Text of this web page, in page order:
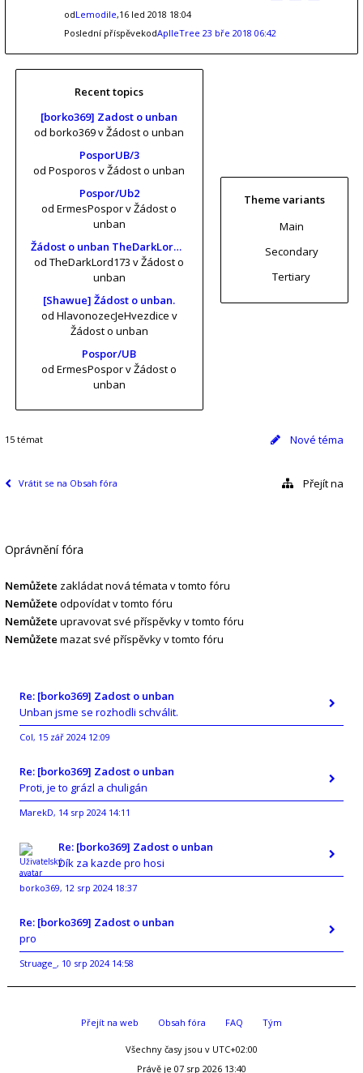
odLemodile,16 led 2018 18:04
Poslední příspěvekodAplleTree 23 bře 2018 06:42
Recent topics
[borko369] Zadost o unban
od borko369v Žádost o unban
PosporUB/3
od Posporos v Žádost o unban
Pospor/Ub2
od ErmesPosporv Žádost o
unban
Žádost o unban TheDarkLord173 (risa11, KrtkuvDort, MrKrabs) [vol. 2]
od TheDarkLord173 v Žádost o
unban
[Shawue] Žádost o unban.
od HlavonozecJeHvezdice v
Žádost o unban
Pospor/UB
od ErmesPosporv Žádost o
unban
Theme variants
Main
Secondary
Tertiary
Nové téma
15 témat
Vrátit se na Obsah fóra Přejít na
Oprávnění fóra
Nemůžete zakládat nová témata v tomto fóru
Nemůžete odpovídat v tomto fóru
Nemůžete upravovat své příspěvky v tomto fóru
Nemůžete mazat své příspěvky v tomto fóru
Re: [borko369] Zadost o unban
Unban jsme se rozhodli schválit.
Col, 15 zář 2024 12:09
Re: [borko369] Zadost o unban
Proti, je to grázl a chuligán
MarekD, 14 srp 2024 14:11
Re: [borko369] Zadost o unban
Dík za kazde pro hosi
borko369, 12 srp 2024 18:37
Re: [borko369] Zadost o unban
pro
Struage_ , 10 srp 2024 14:58
Přejít na web Obsah fóra FAQ Tým
Všechny časy jsou v UTC+02:00
Právě je 07 srp 2026 13:40